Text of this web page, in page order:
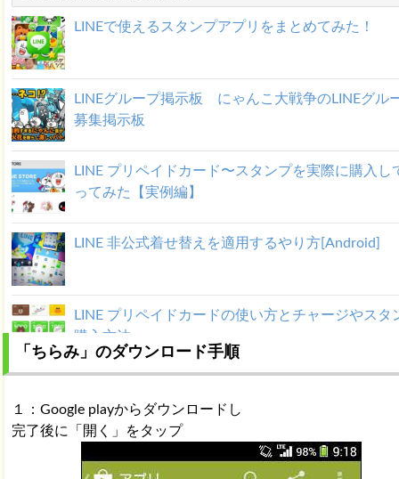
LINEで使えるスタンプアプリをまとめてみた！
LINEグループ掲示板 にゃんこ大戦争のLINEグル
募集掲示板
LINE プリペイドカード〜スタンプを実際に購入し
ってみた【実例編】
LINE 非公式着せ替えを適用するやり方[Android]
LINE プリペイドカードの使い方とチャージやスタ
購入方法
「ちらみ」のダウンロード手順
１：Google playからダウンロードし
完了後に「開く」をタップ